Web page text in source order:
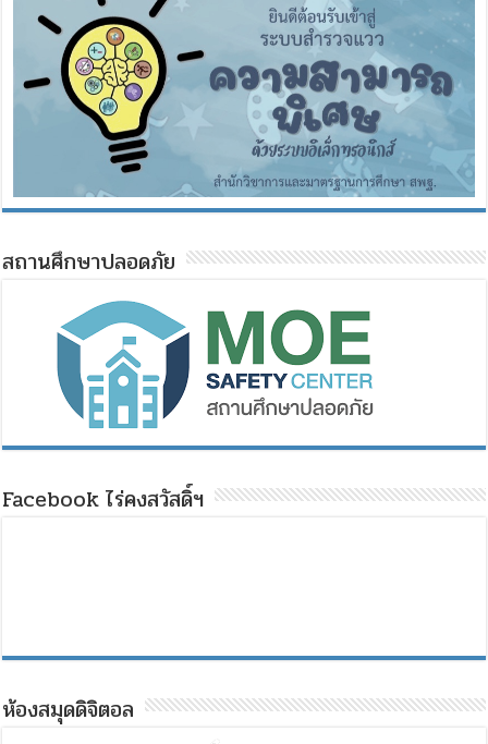
สถานศึกษาปลอดภัย
Facebook ไร่คงสวัสดิ์ฯ
ห้องสมุดดิจิตอล